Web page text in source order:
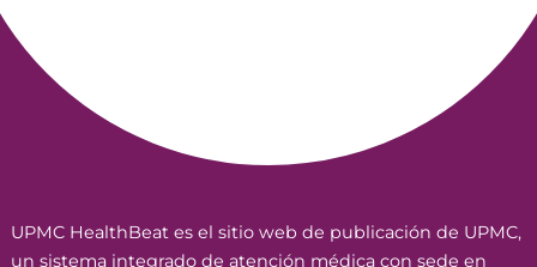
UPMC HealthBeat es el sitio web de publicación de UPMC,
un sistema integrado de atención médica con sede en